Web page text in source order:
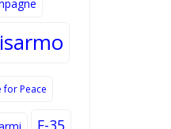
for Peace
F-35